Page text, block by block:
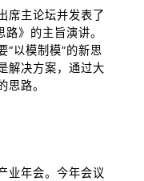
席主论坛并发表了
》的主旨演讲。
“以模制模”的新思
解决方案，通过大
路。
业年会。今年会议